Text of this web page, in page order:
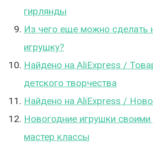
гирлянды
Из чего еще можно сделать
игрушку?
Найдено на AliExpress /
детского творчества
Найдено на AliExpress /
Новогодние игрушки
мастер классы